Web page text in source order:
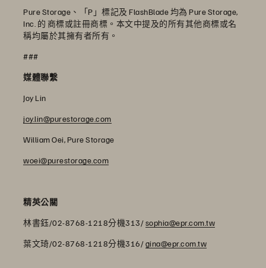
Pure Storage、「P」標記及 FlashBlade 均為 Pure Storage,
Inc. 的 商標或註冊商標。本文中提及的所有其他商標或名
稱均屬於其擁有者所有。
###
媒體聯繫
Joy Lin
joy.lin@purestorage.com
William Oei, Pure Storage
woei@purestorage.com
精英公關
林書鈺/02-8768-1218分機313/sophia@epr.com.tw
葉文琦/02-8768-1218分機316/gina@epr.com.tw